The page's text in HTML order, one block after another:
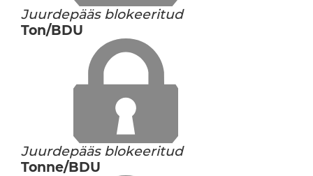
Juurdepääs blokeeritud
Ton/BDU
Juurdepääs blokeeritud
Tonne/BDU